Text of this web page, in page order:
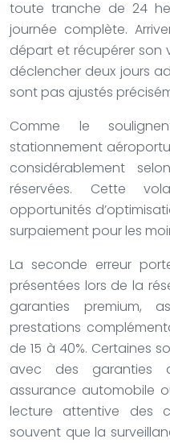
toute tranche de 24
journée complète.
départ et récupérer son
déclencher deux jours
sont pas ajustés
Comme le
stationnement
considérablement
réservées. Cette
opportunités
surpaiement pour les
La seconde erreur
présentées lors de la
garanties premium,
prestations
de 15 à 40%. Certaines
avec des garanties
assurance automobile
lecture attentive des
souvent que la